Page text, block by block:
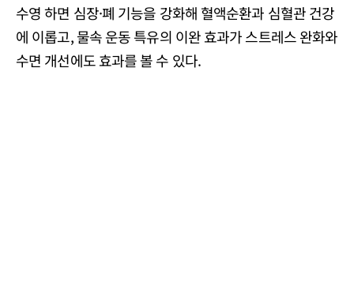
수영 하면 심장·폐 기능을 강화해 혈액순환과 심혈관 건강
에 이롭고, 물속 운동 특유의 이완 효과가 스트레스 완화와
수면 개선에도 효과를 볼 수 있다.